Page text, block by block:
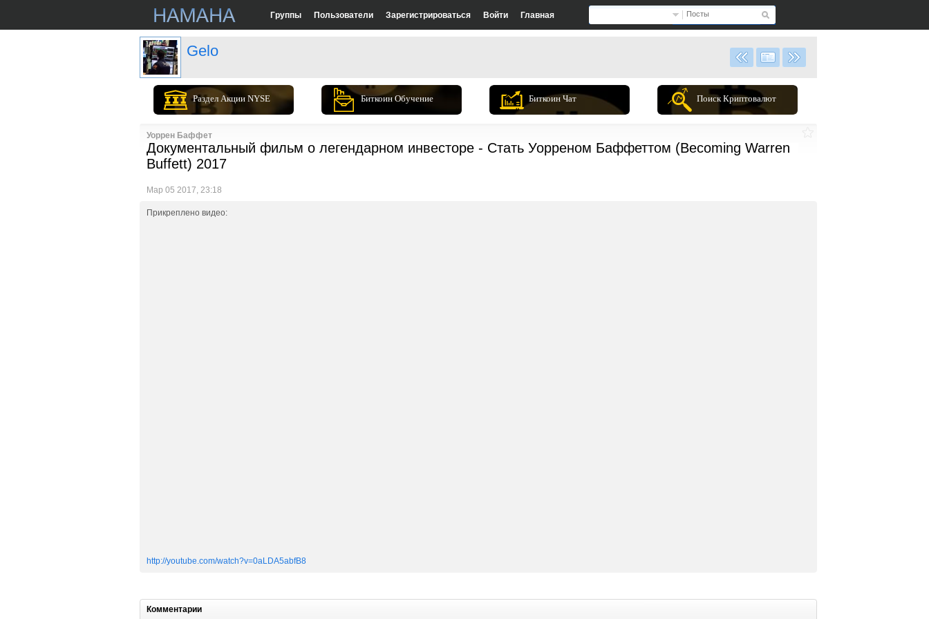
Посты
Группы Пользователи Зарегистрироваться Войти Главная
Gelo
Раздел Акции NYSE Биткоин Обучение Биткоин Чат Поиск Криптовалют
Уоррен Баффет
Документальный фильм о легендарном инвесторе - Стать Уорреном Баффеттом (Becoming Warren
Buffett) 2017
Мар 05 2017, 23:18
Прикреплено видео:
http://youtube.com/watch?v=0aLDA5abfB8
Комментарии